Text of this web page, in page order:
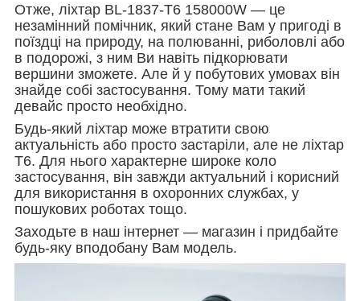
Отже, ліхтар BL-1837-T6 158000W — це
незамінний помічник, який стане Вам у пригоді в
поїздці на природу, на полюванні, риболовлі або
в подорожі, з ним Ви навіть підкорювати
вершини зможете. Але й у побутових умовах він
знайде собі застосування. Тому мати такий
девайс просто необхідно.
Будь-який ліхтар може втратити свою
актуальність або просто застаріли, але не ліхтар
Т6. Для нього характерне широке коло
застосування, він завжди актуальний і корисний
для використання в охоронних службах, у
пошукових роботах тощо.
Заходьте в наш інтернет — магазин і придбайте
будь-яку вподобану Вам модель.